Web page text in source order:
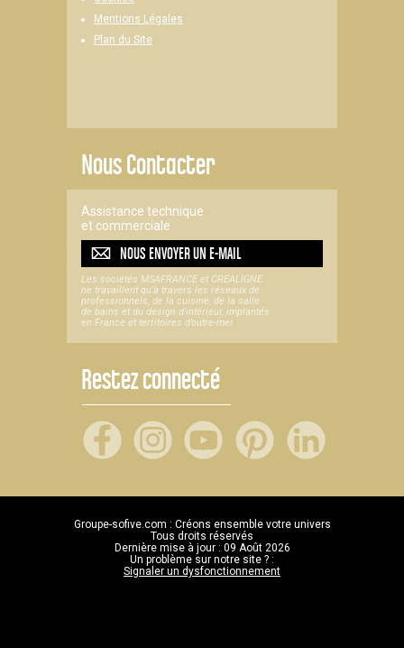
Mentions Légales
Plan du Site
Nous Contacter
Assistance technique
et commerciale
NOUS ENVOYER UNE-MAIL
Les sociétés MSAFRANCE et CREALIGNE
ne travaillent qu'à travers les réseaux de
professionnels, de la cuisine, de la salle
de bains et du design d'intérieur, implantés
en France et territoires d’outre-mer.
Restez connecté
Groupe-sofive.com : Créons ensemble votre univers
Tous droits réservés
Dernière mise à jour : 09 Août 2026
Un problème sur notre site ? :
Signaler un dysfonctionnement